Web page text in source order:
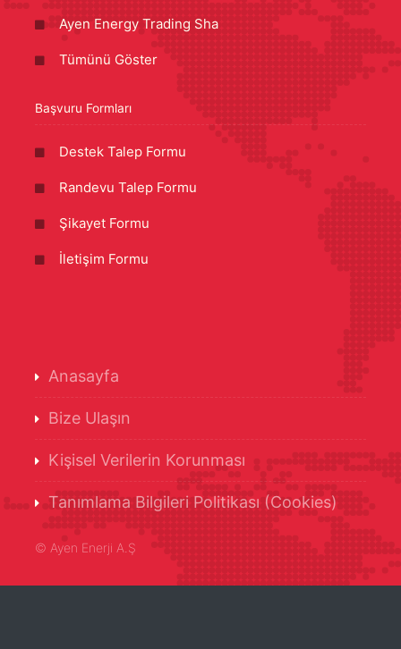
Ayen Energy Trading Sha
Tümünü Göster
Başvuru Formları
Destek Talep Formu
Randevu Talep Formu
Şikayet Formu
İletişim Formu
Anasayfa
Bize Ulaşın
Kişisel Verilerin Korunması
Tanımlama Bilgileri Politikası (Cookies)
© Ayen Enerji A.Ş